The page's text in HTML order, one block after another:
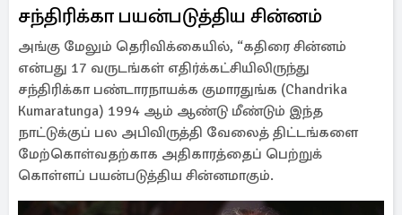
சந்திரிக்கா பயன்படுத்திய சின்னம்
அங்கு மேலும் தெரிவிக்கையில், “கதிரை சின்னம்
என்பது 17 வருடங்கள் எதிர்க்கட்சியிலிருந்து
சந்திரிக்கா பண்டாரநாயக்க குமாரதுங்க (Chandrika
Kumaratunga) 1994 ஆம் ஆண்டு மீண்டும் இந்த
நாட்டுக்குப் பல அபிவிருத்தி வேலைத் திட்டங்களை
மேற்கொள்வதற்காக அதிகாரத்தைப் பெற்றுக்
கொள்ளப் பயன்படுத்திய சின்னமாகும்.